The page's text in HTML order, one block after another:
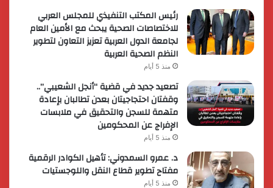
رئيس المكتب التنفيذي للمجلس العربي
للاختصاصات الصحية يبحث مع الأمين العام
لجامعة الدول العربية تعزيز التعاون لتطوير
النظم الصحية العربية
منذ 5 أيام
تصعيد جديد في قضية “أنجل الشعيبي”..
وقفتان احتجاجيتان بعدن تطالبان بإعادة
متهمة للسجن والتحقيق في ملابسات
الإفراج عن المحكومين
منذ 5 أيام
د. عمرو السمدوني: تأهيل الكوادر الرقمية
مفتاح تطوير قطاع النقل واللوجستيات
منذ 5 أيام